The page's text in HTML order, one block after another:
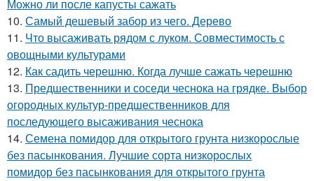
Можно ли после капусты сажать
10. Самый дешевый забор из чего. Дерево
11. Что высаживать рядом с луком. Совместимость с
овощными культурами
12. Как садить черешню. Когда лучше сажать черешню
13. Предшественники и соседи чеснока на грядке. Выбор
огородных культур-предшественников для
последующего высаживания чеснока
14. Семена помидор для открытого грунта низкорослые
без пасынкования. Лучшие сорта низкорослых
помидор без пасынкования для открытого грунта